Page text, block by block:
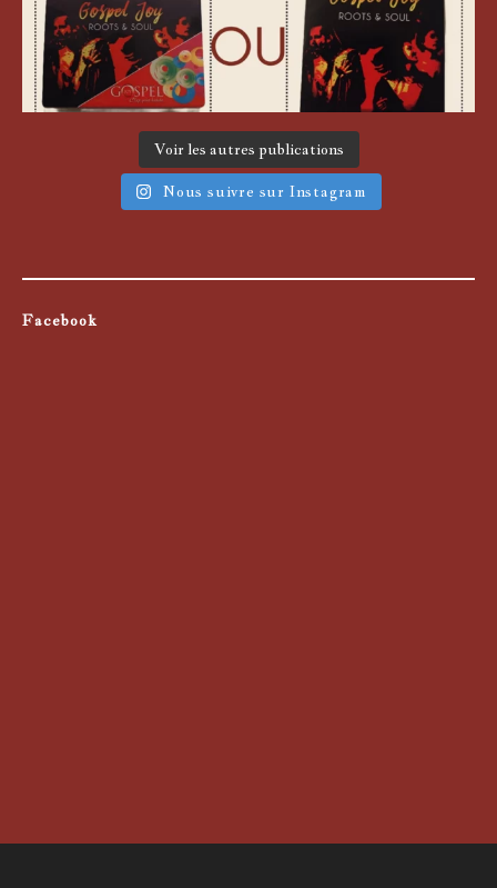
Voir les autres publications
Nous suivre sur Instagram
Facebook